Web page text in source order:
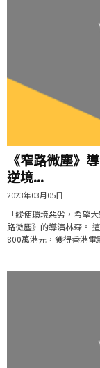
《窄路微塵》
逆境...
2023年03月05日
「縱使環境惡劣，希望
路微塵》的導演林森。
800萬港元，獲得香港